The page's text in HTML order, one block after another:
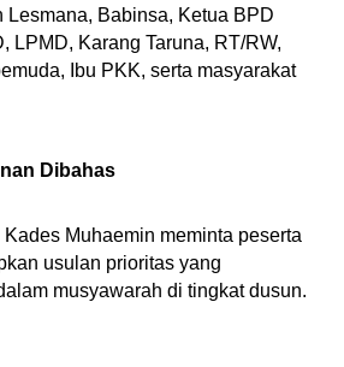
Lesmana, Babinsa, Ketua BPD
LPMD, Karang Taruna, RT/RW,
Ibu PKK, serta masyarakat
Dibahas
Muhaemin meminta peserta
usulan prioritas yang
musyawarah di tingkat dusun.